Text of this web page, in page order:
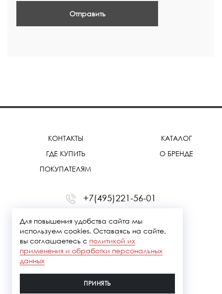
Отправить
КОНТАКТЫ
ГДЕ КУПИТЬ
ПОКУПАТЕЛЯМ
КАТАЛОГ
О БРЕНДЕ
+7(495)221-56-01
office@treemmerussia.ru
Для повышения удобства сайта мы
используем cookies. Оставаясь на сайте,
вы соглашаетесь с политикой их
применения и обработки персональных
данных
ПРИНЯТЬ